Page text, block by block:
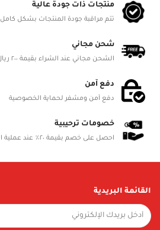
Product Dimensions
L 18cm, W 4.3cm, H 23cm
Battery Status
Battery Included
Battery Details
PS material + iron parts
Included in Package
منتجات ذات جودة عالية
تتم مراقبة جودة المنتجات بشكل كامل
شحن مجاني
الشحن مجاني عند الشراء بقيمة ٢٠٠ ريال سعودي فما فوق
دفع آمن
دفع آمن ومشفر لحماية الخصوصية
خصومات ترحيبية
احصل على خصم بقيمة ٢٠٪ عند عملية الشراء الأولى
القائمة البريدية